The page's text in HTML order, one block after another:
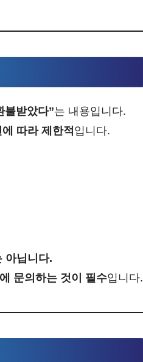
불받았다”는 내용입니다.
따라 제한적 입니다.
아닙니다.
문의하는 것이 필수입니다.